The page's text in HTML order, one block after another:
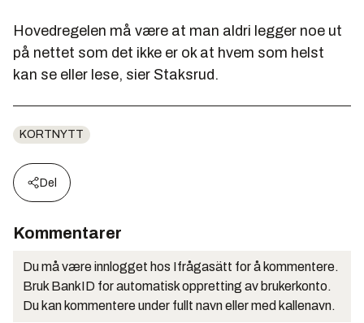
Hovedregelen må være at man aldri legger noe ut
på nettet som det ikke er ok at hvem som helst
kan se eller lese, sier Staksrud.
KORTNYTT
Del
Kommentarer
Du må være innlogget hos Ifrågasätt for å kommentere.
Bruk BankID for automatisk oppretting av brukerkonto.
Du kan kommentere under fullt navn eller med kallenavn.